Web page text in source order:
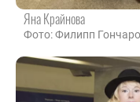
Яна Крайнова
Фото: Филипп